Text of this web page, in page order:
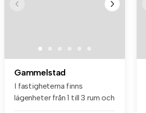
Gammelstad
I fastigheterna finns
lägenheter från 1 till 3 rum och